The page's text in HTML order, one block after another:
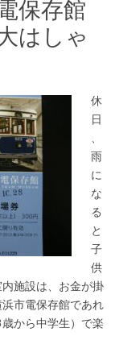
保存館
はしゃ
休
日
雨
に
な
る
と
子
供
施設は、お金が掛
市電保存館であれ
から中学生）で楽